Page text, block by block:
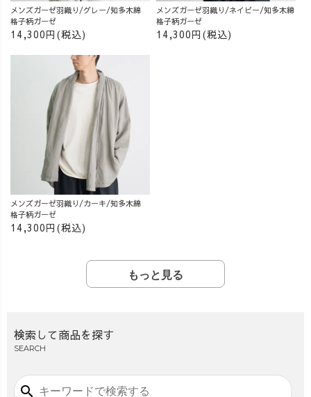
メンズガーゼ羽織り/グレー/知多木綿
格子柄ガーゼ
14,300円(税込)
メンズガーゼ羽織り/ネイビー/知多木綿
格子柄ガーゼ
14,300円(税込)
メンズガーゼ羽織り/カーキ/知多木綿
格子柄ガーゼ
14,300円(税込)
もっと見る
検索して商品を探す
SEARCH
search